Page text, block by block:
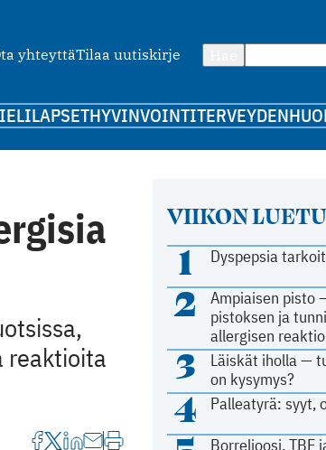
yhteyttäTilaa uutiskirje
LAPSETHYVINVOINTI
VIIKON
1 Dyspepsia
2
Ampiaisen pisto
pistoksen ja
allergisen
3
Läiskät iholla —
on kysymys?
4 Palleatyrä: syyt,
Borrelioosi, TBE
reaktioita